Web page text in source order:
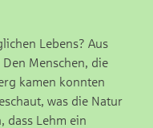
Lebens? Aus
Menschen, die
kamen konnten
was die Natur
dass Lehm ein